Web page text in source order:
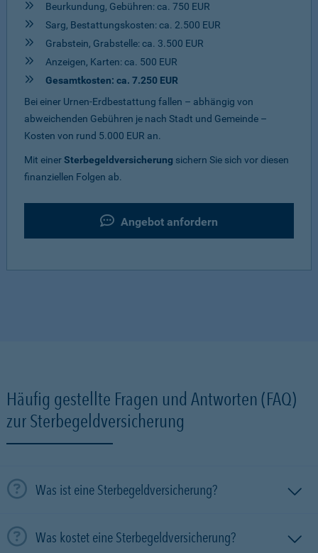
Beurkundung, Gebühren: ca. 750 EUR
Sarg, Bestattungskosten: ca. 2.500 EUR
Grabstein, Grabstelle: ca. 3.500 EUR
Anzeigen, Karten: ca. 500 EUR
Gesamtkosten: ca. 7.250 EUR
Bei einer Urnen-Erdbestattung fallen – abhängig von
abweichenden Gebühren je nach Stadt und Gemeinde –
Kosten von rund 5.000 EUR an.
Mit einerSterbegeldversicherung sichern Sie sich vor diesen
finanziellen Folgen ab.
Angebot anfordern
Häufig gestellte Fragen und Antworten (FAQ)
zur Sterbegeldversicherung
Was ist eine Sterbegeldversicherung?
Was kostet eine Sterbegeldversicherung?